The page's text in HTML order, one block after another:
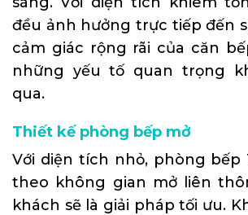
đều ảnh hưởng trực tiếp đến
cảm giác rộng rãi của căn
những yếu tố quan trọng
qua.
Thiết kế phòng bếp mở
Với diện tích nhỏ, phòng bếp
theo không gian mở liên
khách sẽ là giải pháp tối ưu.